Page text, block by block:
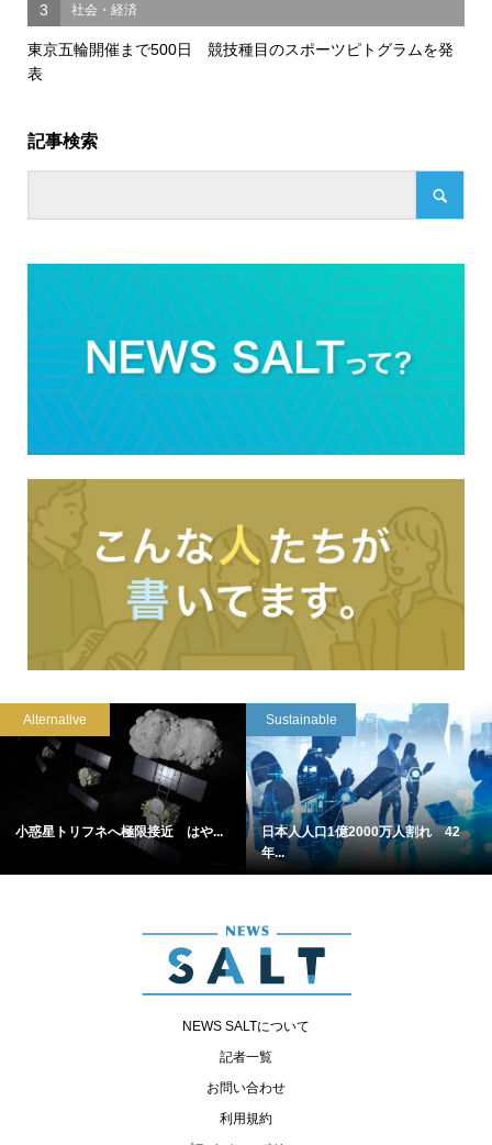
3 社会・経済
東京五輪開催まで500日 競技種目のスポーツピトグラムを発
表
記事検索
Alternative
小惑星トリフネへ極限接近 はや...
Sustainable
日本人人口1億2000万人割れ 42
年...
NEWS SALTについて
記者一覧
お問い合わせ
利用規約